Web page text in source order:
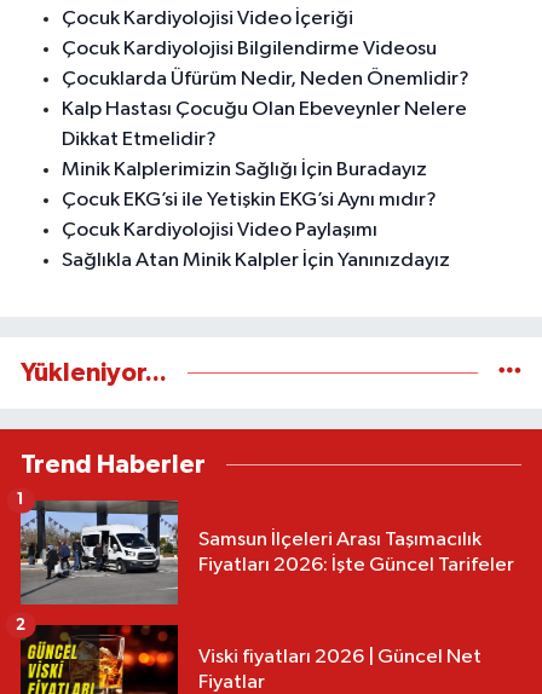
Çocuk Kardiyolojisi Video İçeriği
Çocuk Kardiyolojisi Bilgilendirme Videosu
Çocuklarda Üfürüm Nedir, Neden Önemlidir?
Kalp Hastası Çocuğu Olan Ebeveynler Nelere
Dikkat Etmelidir?
Minik Kalplerimizin Sağlığı İçin Buradayız
Çocuk EKG’si ile Yetişkin EKG’si Aynı mıdır?
Çocuk Kardiyolojisi Video Paylaşımı
Sağlıkla Atan Minik Kalpler İçin Yanınızdayız
Yükleniyor...
Trend Haberler
Samsun İlçeleri Arası Taşımacılık
Fiyatları 2026: İşte Güncel Tarifeler
1
Viski fiyatları 2026 | Güncel Net
Fiyatlar
2